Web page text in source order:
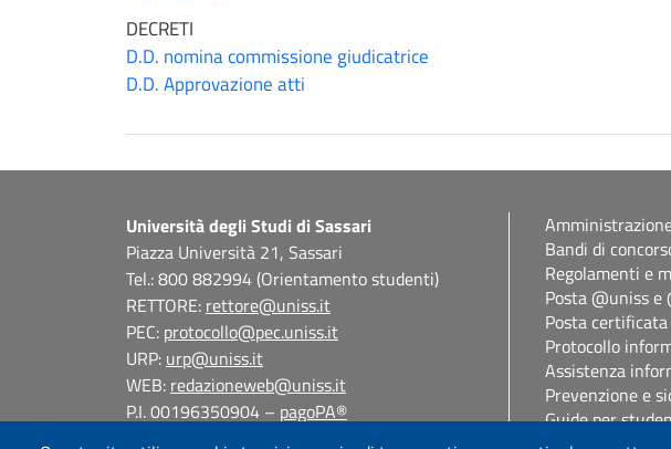
DECRETI
D.D. nomina commissione giudicatrice
D.D. Approvazione atti
Università degli Studi di Sassari
Piazza Università 21, Sassari
Tel.: 800 882994 (Orientamento studenti)
RETTORE: rettore@uniss.it
PEC: protocollo@pec.uniss.it
URP: urp@uniss.it
WEB: redazioneweb@uniss.it
P.I. 00196350904 – pagoPA®
Bandi di
Regolamenti e
Posta @uniss
Posta certificata
Protocollo
Assistenza
Prevenzione e
Guide per